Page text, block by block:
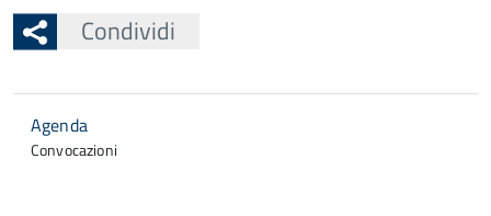
Condividi
Agenda
Convocazioni